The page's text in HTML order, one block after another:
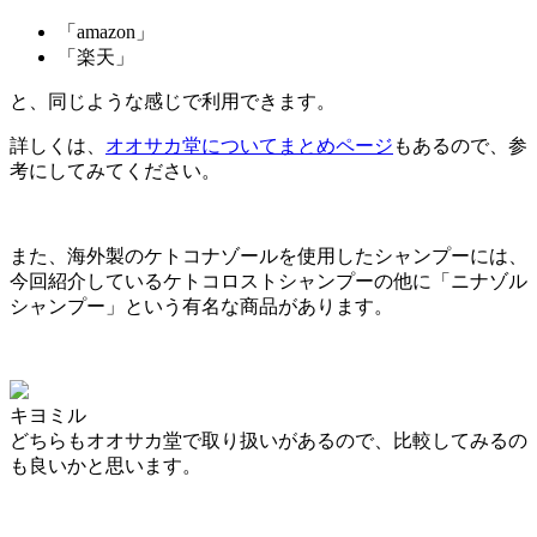
「amazon」
「楽天」
と、同じような感じで利用できます。
詳しくは、 オオサカ堂についてまとめページ もあるので、参
考にしてみてください。
また、海外製のケトコナゾールを使用したシャンプーには、
今回紹介しているケトコロストシャンプーの他に「ニナゾル
シャンプー」という有名な商品があります。
キヨミル
どちらもオオサカ堂で取り扱いがあるので、比較してみるの
も良いかと思います。